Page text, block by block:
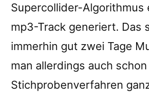
Supercollider-Algorithmus
mp3-Track generiert. Das
immerhin gut zwei Tage
man allerdings auch schon
Stichprobenverfahren